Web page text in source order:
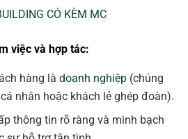
CÓ KÈM MC
việc và hợp tác:
hàng làdoanh nghiệp (chúng
nhân hoặc khách lẻ ghép đoàn).
thông tin rõ ràng và minh bạch